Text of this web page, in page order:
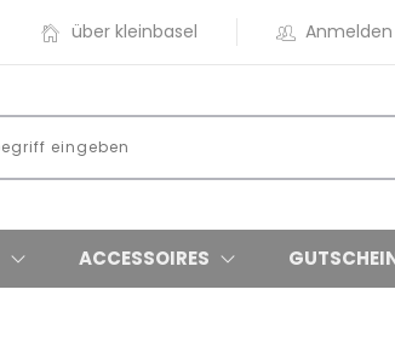
über kleinbasel Anmelden
ACCESSOIRES